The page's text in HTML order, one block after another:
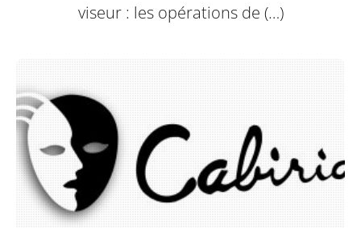
viseur : les opérations de (…)